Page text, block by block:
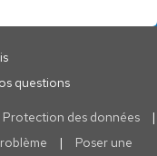
questions
Protection des données
|
| Poser une